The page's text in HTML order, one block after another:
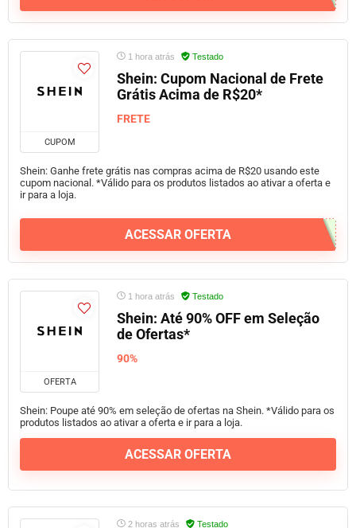
CUPOM
1 hora atrás Testado
Shein: Cupom Nacional de Frete
Grátis Acima de R$20*
FRETE
Shein: Ganhe frete grátis nas compras acima de R$20 usando este
cupom nacional. *Válido para os produtos listados ao ativar a oferta e
ir para a loja.
ACESSAR OFERTA
OFERTA
1 hora atrás Testado
Shein: Até 90% OFF em Seleção
de Ofertas*
90%
Shein: Poupe até 90% em seleção de ofertas na Shein. *Válido para os
produtos listados ao ativar a oferta e ir para a loja.
ACESSAR OFERTA
2 horas atrás Testado